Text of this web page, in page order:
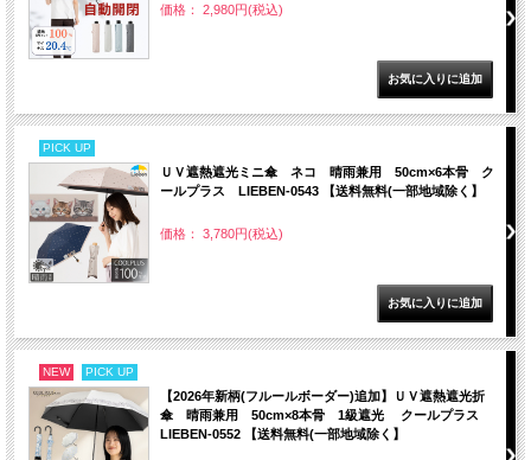
価格： 2,980円(税込)
PICK UP
ＵＶ遮熱遮光ミニ傘 ネコ 晴雨兼用 50cm×6本骨 ク
ールプラス LIEBEN-0543 【送料無料(一部地域除く】
価格： 3,780円(税込)
NEW PICK UP
【2026年新柄(フルールボーダー)追加】ＵＶ遮熱遮光折
傘 晴雨兼用 50cm×8本骨 1級遮光 クールプラス
LIEBEN-0552 【送料無料(一部地域除く】